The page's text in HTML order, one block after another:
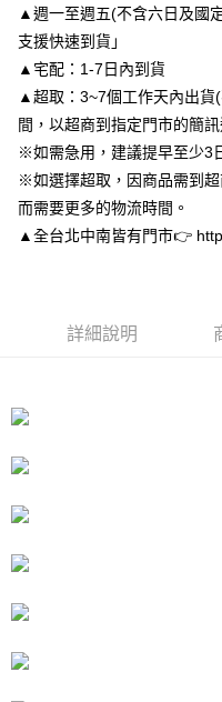
結帳頁面，進行簡訊認證並確認
２．訂單成立數日內，您將收到
３．收到繳費通知簡訊後14天內
ATM／網路銀行／等多元方式進
※ 請注意：結帳手續完成當下不
後付繳納相關費用。
※ 交易是否成功請以「AFTEE先
是否繳費成功／繳費後需取消欲
客戶支援中心」
https://
【注意事項】
https://aftee.tw/terms/#terms3
４．使用「AFTEE先享後付」時
５．嚴禁一人註冊多個帳號或使
付款後7-11取貨
每筆NT$80，滿NT$3,000(含
宅配
每筆NT$80，滿NT$3,000(含
離島宅配
每筆NT$220
▲週一至週五(不含六日及國
支援快速到貨」
▲宅配：1-7日內到貨
▲超取：3~7個工作天內出貨
間，以超商到指定門市的簡訊
※如需急用，建議提早至少3
※如選擇超取，因商品需到
而需要更多的物流時間。
▲全台北中南皆有門市👉
詳細說明